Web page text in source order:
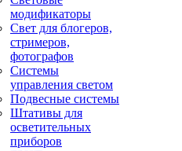
модификаторы
Свет для блогеров,
стримеров,
фотографов
Системы
управления светом
Подвесные системы
Штативы для
осветительных
приборов